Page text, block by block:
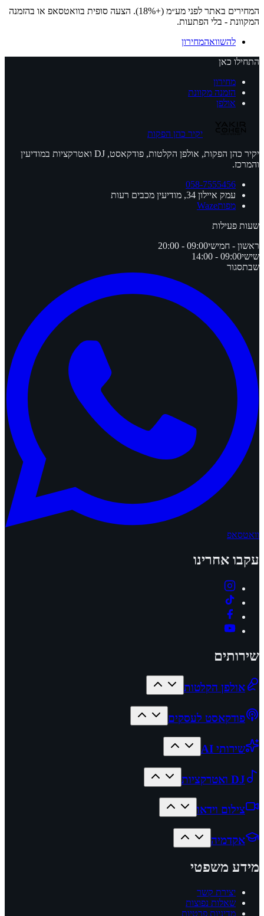
המחירים באתר לפני מע״מ (+18%). הצעה סופית בוואטסאפ או בהזמנה
המקוונת - בלי הפתעות.
להשוואהמחירון
התחילו כאן
מחירון
הזמנה מקוונת
אולפן
יקיר כהן הפקות
יקיר כהן הפקות, אולפן הקלטות, פודקאסט, DJ ואטרקציות במודיעין
והמרכז.
058-7555456
עמק איילון 34, מודיעין מכבים רעות
מפותWaze
שעות פעילות
ראשון - חמישי09:00 - 20:00
שישי09:00 - 14:00
שבתסגור
וואטסאפ
עקבו אחרינו
שירותים
אולפן הקלטות
פודקאסט לעסקים
שירותי AI
DJ ואטרקציות
צילום וידאו
אקדמיה
מידע משפטי
יצירת קשר
שאלות נפוצות
מדיניות פרטיות